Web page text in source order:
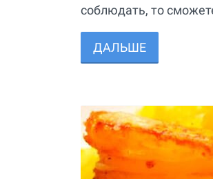
соблюдать, то
ДАЛЬШЕ